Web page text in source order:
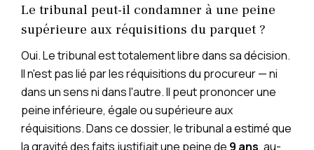
Le tribunal peut-il condamner à une peine
supérieure aux réquisitions du parquet ?
Oui. Le tribunal est totalement libre dans sa décision.
Il n'est pas lié par les réquisitions du procureur — ni
dans un sens ni dans l'autre. Il peut prononcer une
peine inférieure, égale ou supérieure aux
réquisitions. Dans ce dossier, le tribunal a estimé que
la gravité des faits justifiait une peine de 9 ans, au-